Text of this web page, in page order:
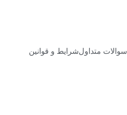
سوالات متداولشرایط و قوانین